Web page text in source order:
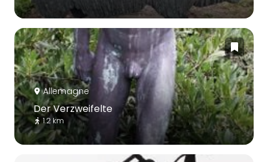
Allemagne
Der Verzweifelte
1.2 km